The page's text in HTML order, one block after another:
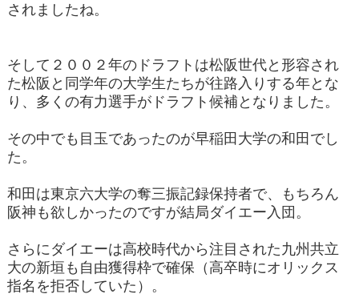
されましたね。
そして２００２年のドラフトは松阪世代と形容され
た松阪と同学年の大学生たちが往路入りする年とな
り、多くの有力選手がドラフト候補となりました。
その中でも目玉であったのが早稲田大学の和田でし
た。
和田は東京六大学の奪三振記録保持者で、もちろん
阪神も欲しかったのですが結局ダイエー入団。
さらにダイエーは高校時代から注目された九州共立
大の新垣も自由獲得枠で確保（高卒時にオリックス
指名を拒否していた）。